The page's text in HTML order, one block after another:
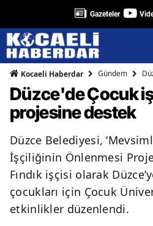
Gazeteler
Kocaeli Haberdar Gündem
Düzce'de Çocuk
projesine destek
Düzce Belediyesi,
İşçiliğinin Önlenmesi
Fındık işçisi olarak
çocukları için Çocuk
etkinlikler düzenlendi.